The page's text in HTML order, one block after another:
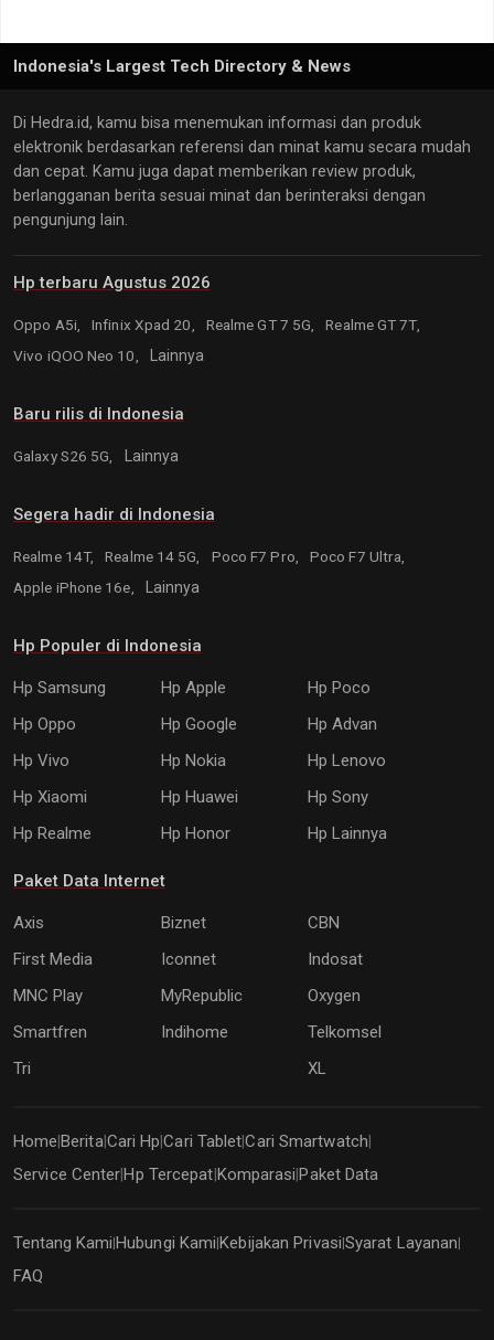
Indonesia's Largest Tech Directory & News
Di Hedra.id, kamu bisa menemukan informasi dan produk
elektronik berdasarkan referensi dan minat kamu secara mudah
dan cepat. Kamu juga dapat memberikan review produk,
berlangganan berita sesuai minat dan berinteraksi dengan
pengunjung lain.
Hp terbaru Agustus 2026
Oppo A5i, Infinix Xpad 20, Realme GT 7 5G,
Realme GT 7T,
Vivo iQOO Neo 10,
Lainnya
Baru rilis di Indonesia
Galaxy S26 5G, Lainnya
Segera hadir di Indonesia
Realme 14T, Realme 14 5G, Poco F7 Pro,
Poco F7 Ultra,
Apple iPhone 16e,
Lainnya
Hp Populer di Indonesia
Hp Samsung Hp Apple
Hp Poco
Hp Oppo
Hp Google
Hp Advan
Hp Vivo
Hp Nokia
Hp Lenovo
Hp Xiaomi
Hp Huawei
Hp Sony
Hp Realme
Hp Honor Hp Lainnya
Paket Data Internet
Axis Biznet
CBN
First Media
Iconnet
Indosat
MNC Play
MyRepublic
Oxygen
Smartfren
Indihome
Telkomsel
Tri
XL
Home BeritaCari Hp |Cari Tablet|Cari Smartwatch
Service CenterHp Tercepat Komparasi Paket Data
Tentang Kami Hubungi Kami Kebijakan Privasi Syarat Layanan
FAQ